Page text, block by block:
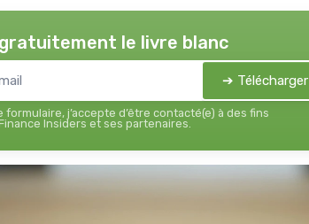
le livre blanc
➔ Télécharger
formulaire, j’accepte d’être contacté(e) à des fins
Insiders et ses partenaires.